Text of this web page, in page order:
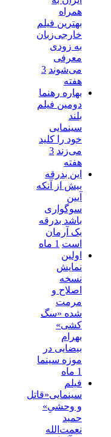
همراه
بهترین فیلم
خارجی‌زبان
به زودی
معرفی
می‌شوند 3
هفته
بهاره رهنما
دومین فیلم
بلند
سینمایی
خود را کلید
می‌زند 3
هفته
این بدرقه
بیش از آنکه
آیین
سوگواری
باشد بدرقه
یک آرمان
است 1 ماه
اولین
نمایش
نسخه
اصلاح و
مرمت
شده «سگ
کشی»
بهرام
بیضایی در
موزه سینما
1 ماه
فیلم
سینمایی«قاتل
و وحشیِ»
حمید
نعمت‌الله